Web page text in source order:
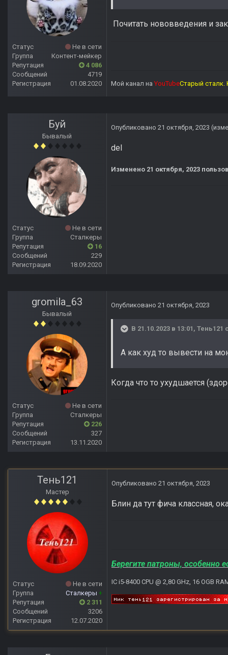
Статус
Не в сети
Группа
Контент-мейкер
Репутация
4 086
Сообщений
4719
Регистрация
01.08.2020
Почитать нововведения и
Мой канал наYouTubeСтарый сталк.
Буй
Бывалый
Статус
Не в сети
Группа
Сталкеры
Репутация
16
Сообщений
229
Регистрация
18.09.2020
Опубликовано 21 октября, 2023
del
Изменено 21 октября, 2023
gromila_63
Бывалый
Статус
Не в сети
Группа
Сталкеры
Репутация
226
Сообщений
327
Регистрация
13.11.2020
Опубликовано 21 октября, 2023
В 21.10.2023 в 13:01, Тень121
А как худ то вывести на
Когда что то ухудшается
Тень121
Мастер
Статус
Не в сети
Группа
Сталкеры +
Репутация
2 311
Сообщений
3206
Регистрация
12.07.2020
Опубликовано 21 октября, 2023
Блин да тут фича классная,
Берегите патроны, особенно
IC i5-8400 CPU @ 2,80 GHz, 16 OGB